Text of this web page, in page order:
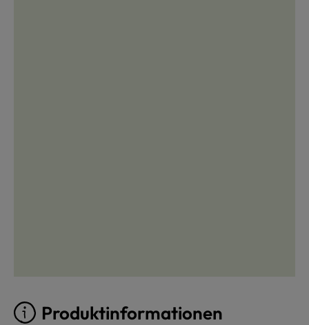
Produktinformationen